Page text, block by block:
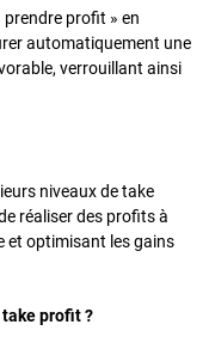
profit » en
automatiquement une
verrouillant ainsi
niveaux de take
réaliser des profits à
et optimisant les gains
profit ?